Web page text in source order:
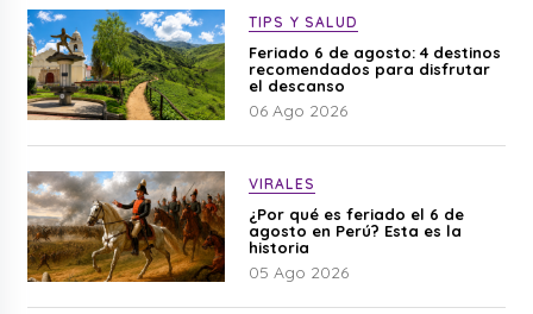
TIPS Y SALUD
Feriado 6 de agosto: 4 destinos
recomendados para disfrutar
el descanso
06 Ago 2026
VIRALES
¿Por qué es feriado el 6 de
agosto en Perú? Esta es la
historia
05 Ago 2026